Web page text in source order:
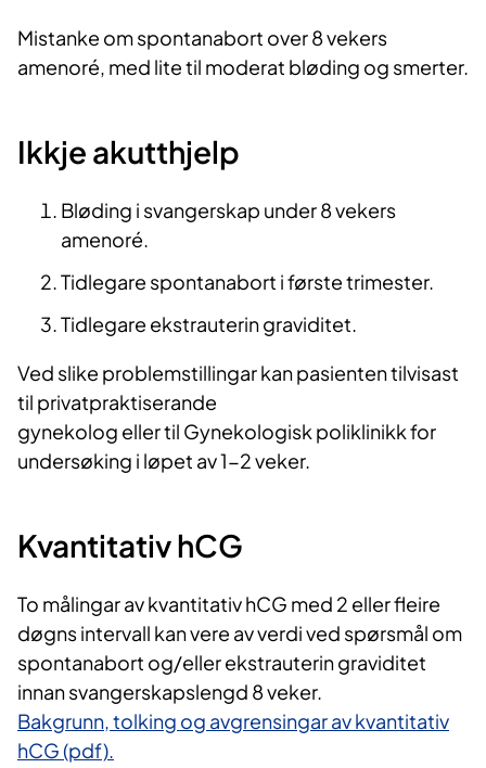
Mistanke om spontanabort over 8 vekers
amenoré, med lite til moderat bløding og smerter.
Ikkje akutthjelp
Bløding i svangerskap under 8 vekers
amenoré.
Tidlegare spontanabort i første trimester.
Tidlegare ekstrauterin graviditet.
Ved slike problemstillingar kan pasienten tilvisast
til privatpraktiserande
gynekolog eller til Gynekologisk poliklinikk for
undersøking i løpet av 1-2 veker.
Kvantitativ hCG
To målingar av kvantitativ hCG med 2 eller fleire
døgns intervall kan vere av verdi ved spørsmål om
spontanabort og/eller ekstrauterin graviditet
innan svangerskapslengd 8 veker.
Bakgrunn, tolking og avgrensingar av kvantitativ
hCG (pdf).